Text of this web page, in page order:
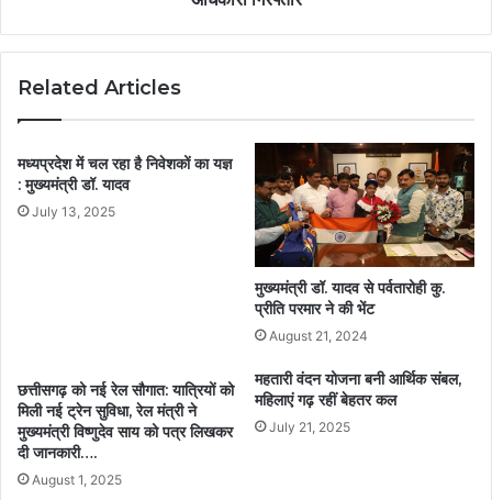
Related Articles
मध्यप्रदेश में चल रहा है निवेशकों का यज्ञ
: मुख्यमंत्री डॉ. यादव
July 13, 2025
मुख्यमंत्री डॉ. यादव से पर्वतारोही कु.
प्रीति परमार ने की भेंट
August 21, 2024
छत्तीसगढ़ को नई रेल सौगात: यात्रियों को
मिली नई ट्रेन सुविधा, रेल मंत्री ने
मुख्यमंत्री विष्णुदेव साय को पत्र लिखकर
दी जानकारी….
August 1, 2025
महतारी वंदन योजना बनी आर्थिक संबल,
महिलाएं गढ़ रहीं बेहतर कल
July 21, 2025